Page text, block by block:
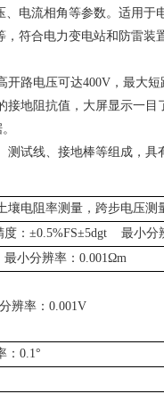
电流相角等参数。适用
符合电力变电站和防雷
开路电压可达400V，最大
地阻抗值，大屏显示一
测试线、接地棒等组成，具
壤电阻率测量，跨步电压
：±0.5%FS±5dgt 最小分
小分辨率：0.001Ωm
率：0.001V
：0.1°